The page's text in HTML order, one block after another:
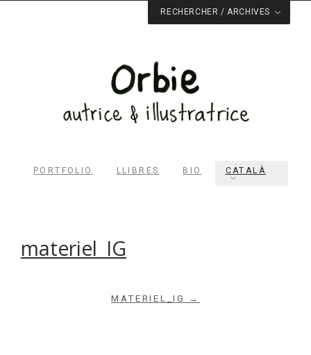
RECHERCHER / ARCHIVES
PORTFOLIO LLIBRES BIO CATALÀ
materiel_IG
MATERIEL_IG →